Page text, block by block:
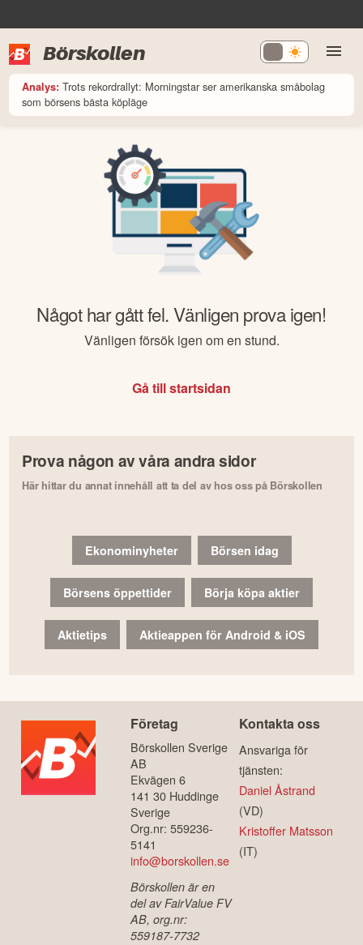
Börskollen
Analys: Trots rekordrallyt: Morningstar ser amerikanska småbolag
som börsens bästa köpläge
Något har gått fel. Vänligen prova igen!
Vänligen försök igen om en stund.
Gå till startsidan
Prova någon av våra andra sidor
Här hittar du annat innehåll att ta del av hos oss på Börskollen
Ekonominyheter Börsen idag
Börsens öppettider Börja köpa aktier
Aktietips Aktieappen för Android & iOS
Företag
Börskollen Sverige
AB
Ekvägen 6
141 30 Huddinge
Sverige
Org.nr: 559236-
5141
info@borskollen.se
Börskollen är en
del av FairValue FV
AB, org.nr:
559187-7732
Kontakta oss
Ansvariga för
tjänsten:
Daniel Åstrand
(VD)
Kristoffer Matsson
(IT)